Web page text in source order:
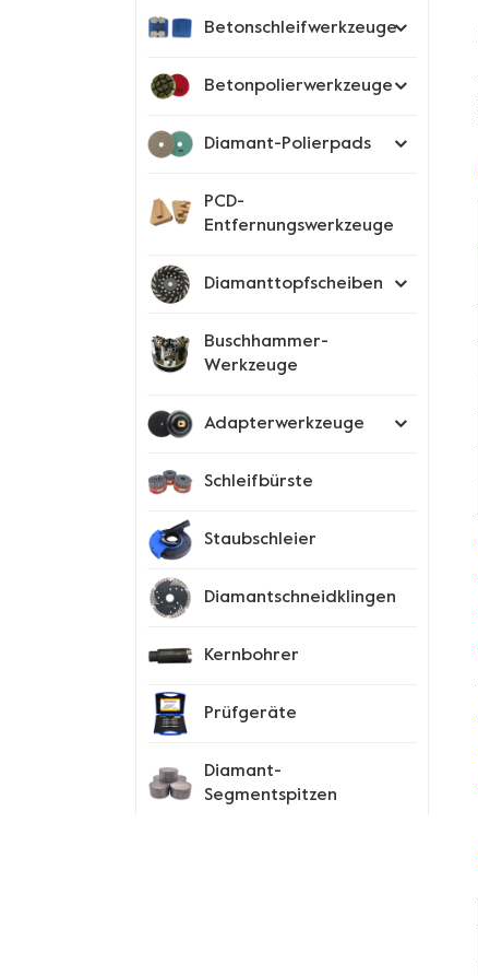
Betonschleifwerkzeuge
Betonpolierwerkzeuge
Diamant-Polierpads
PCD-
Entfernungswerkzeuge
Diamanttopfscheiben
Buschhammer-
Werkzeuge
Adapterwerkzeuge
Schleifbürste
Staubschleier
Diamantschneidklingen
Kernbohrer
Prüfgeräte
Diamant-
Segmentspitzen